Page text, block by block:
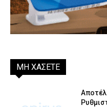
ΜΗ ΧΑΣΕΤΕ